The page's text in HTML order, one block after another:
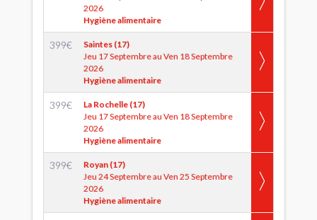
2026
Hygiène alimentaire
399€
Saintes (17)
Jeu 17 Septembre au Ven 18 Septembre
2026
Hygiène alimentaire
399€
La Rochelle (17)
Jeu 17 Septembre au Ven 18 Septembre
2026
Hygiène alimentaire
399€
Royan (17)
Jeu 24 Septembre au Ven 25 Septembre
2026
Hygiène alimentaire